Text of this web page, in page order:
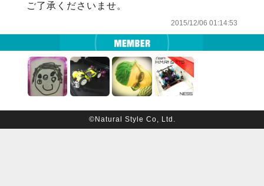
ご了承くださいませ。
2015/12/06 01:14:53
©Natural Style Co, Ltd.